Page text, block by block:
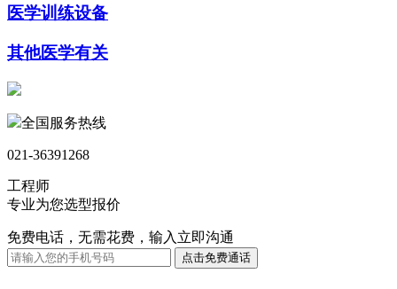
医学训练设备
其他医学有关
全国服务热线
021-36391268
工程师
专业为您选型报价
免费电话，无需花费，输入立即沟通